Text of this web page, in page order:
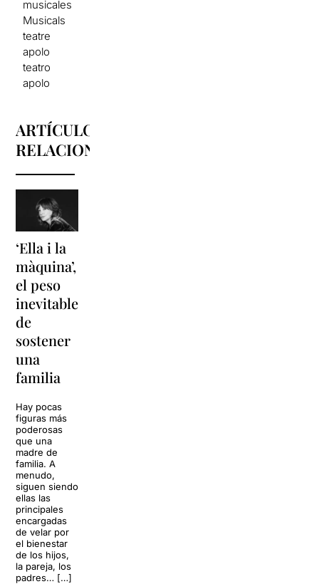
musicales
Musicals
teatre
apolo
teatro
apolo
ARTÍCULOS
RELACIONADOS
‘Ella i la
màquina’,
el peso
inevitable
de
sostener
una
familia
Hay pocas
figuras más
poderosas
que una
madre de
familia. A
menudo,
siguen siendo
ellas las
principales
encargadas
de velar por
el bienestar
de los hijos,
la pareja, los
padres… […]